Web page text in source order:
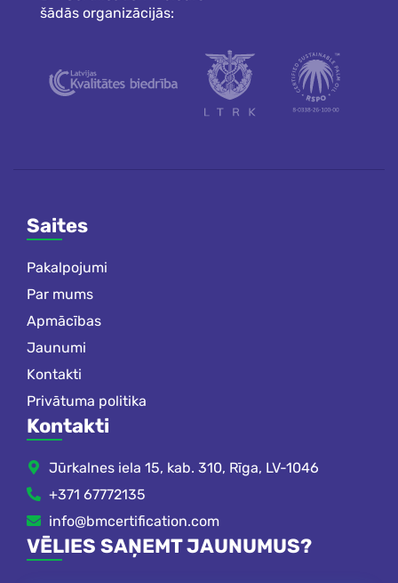
šādās organizācijās:
Saites
Pakalpojumi
Par mums
Apmācības
Jaunumi
Kontakti
Privātuma politika
Kontakti
Jūrkalnes iela 15, kab. 310, Rīga, LV-1046
+371 67772135
info@bmcertification.com
VĒLIES SAŅEMT JAUNUMUS?